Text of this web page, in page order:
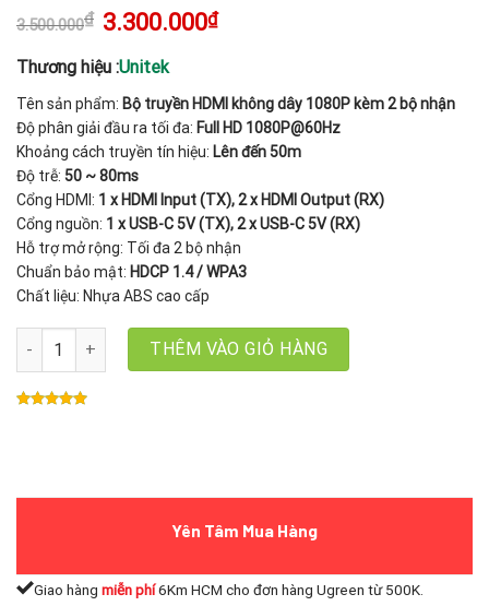
3.500.000₫ Giá
gốc
3.500.000₫.
3.300.000₫Giá
hiện
Thương hiệu :Unitek
Tên sản phẩm: Bộ truyền HDMI không dây 1080P kèm 2 bộ nhận
Độ phân giải đầu ra tối đa: Full HD 1080P@60Hz
Khoảng cách truyền tín hiệu: Lên đến 50m
Độ trễ: 50 ~ 80ms
Cổng HDMI: 1 x HDMI Input (TX), 2 x HDMI Output (RX)
Cổng nguồn: 1 x USB-C 5V (TX), 2 x USB-C 5V (RX)
Hỗ trợ mở rộng: Tối đa 2 bộ nhận
Chuẩn bảo mật: HDCP 1.4 / WPA3
Chất liệu: Nhựa ABS cao cấp
Bộ Truyền Hình Ảnh HDMI Không Dây Full HD 1080P Kèm 2 Bộ
THÊM VÀO GIỎ HÀNG
Yên Tâm Mua Hàng
Giao hàng miễn phí6Km HCM cho đơn hàng Ugreen từ 500K.